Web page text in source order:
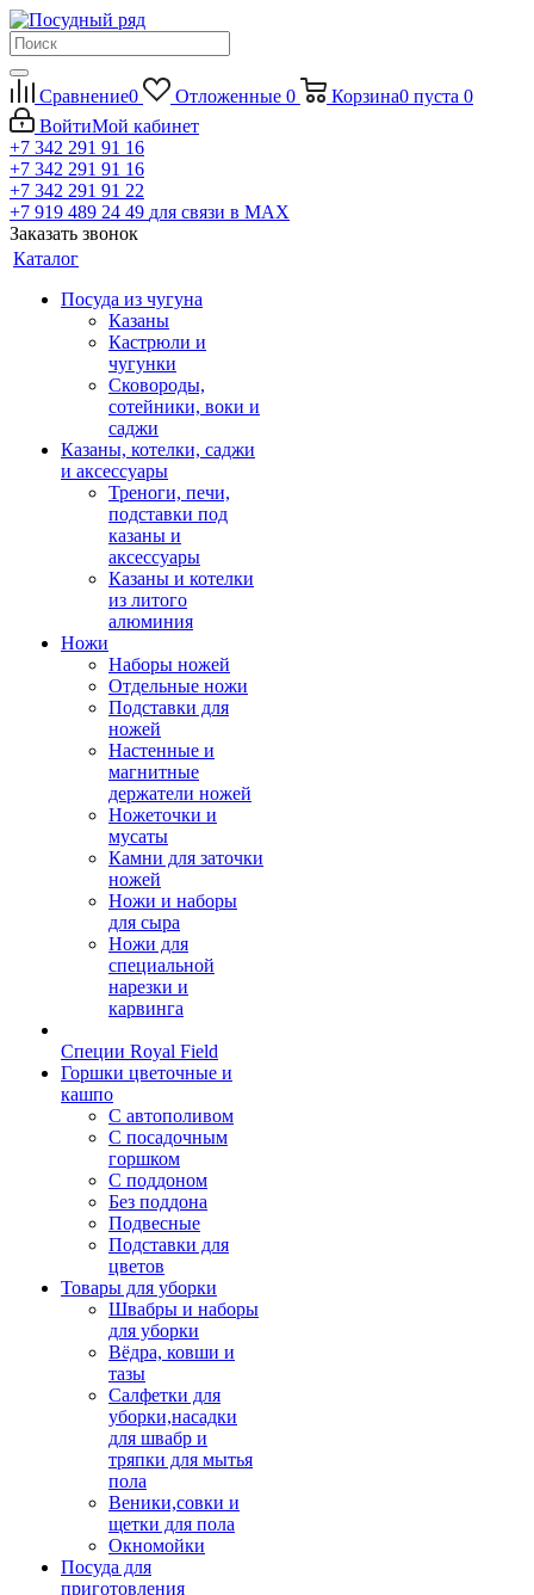
Сравнение0 Отложенные 0 Корзина0 пуста 0
ВойтиМой кабинет
+7 342 291 91 16
+7 342 291 91 16
+7 342 291 91 22
+7 919 489 24 49 для связи в МАХ
Заказать звонок
Каталог
Посуда из чугуна
Казаны
Кастрюли и
чугунки
Сковороды,
сотейники, воки и
саджи
Казаны, котелки, саджи
и аксессуары
Треноги, печи,
подставки под
казаны и
аксессуары
Казаны и котелки
из литого
алюминия
Ножи
Наборы ножей
Отдельные ножи
Подставки для
ножей
Настенные и
магнитные
держатели ножей
Ножеточки и
мусаты
Камни для заточки
ножей
Ножи и наборы
для сыра
Ножи для
специальной
нарезки и
карвинга
Специи Royal Field
Горшки цветочные и
кашпо
С автополивом
С посадочным
горшком
С поддоном
Без поддона
Подвесные
Подставки для
цветов
Товары для уборки
Швабры и наборы
для уборки
Вёдра, ковши и
тазы
Салфетки для
уборки,насадки
для швабр и
тряпки для мытья
пола
Веники,совки и
щетки для пола
Окномойки
Посуда для
приготовления